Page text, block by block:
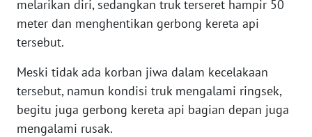
melarikan diri, sedangkan truk terseret hampir 50
meter dan menghentikan gerbong kereta api
tersebut.
Meski tidak ada korban jiwa dalam kecelakaan
tersebut, namun kondisi truk mengalami ringsek,
begitu juga gerbong kereta api bagian depan juga
mengalami rusak.
WN
JAMBI
SULTRA
WN
NTB